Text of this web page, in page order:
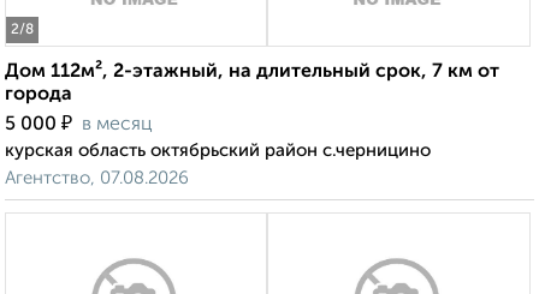
2/8
Дом 112м², 2-этажный, на длительный срок, 7 км от
города
5 000 ₽ в месяц
курская область октябрьский район с.черницино
Агентство, 07.08.2026